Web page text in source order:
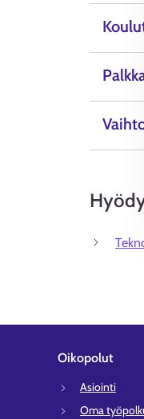
Oikopolut
Asiointi
Oma